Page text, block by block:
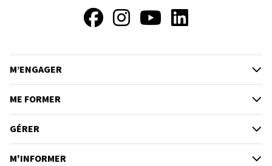
FacebookInstagramYouTube
M’ENGAGER
ME FORMER
GÉRER
M'INFORMER